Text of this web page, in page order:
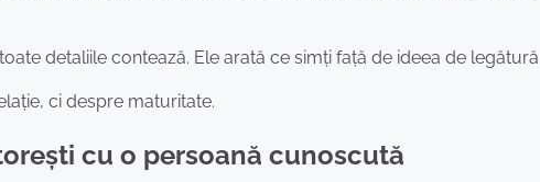
detaliile contează. Ele arată ce simți față de ideea de
ci despre maturitate.
cu o persoană cunoscută